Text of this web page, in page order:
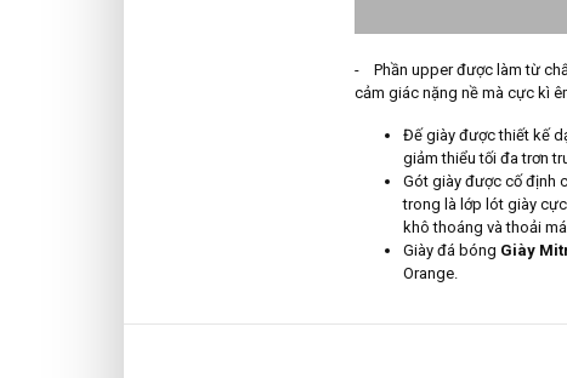
- Phần upper được làm từ
cảm giác nặng nề mà cực kì
Đế giày được thiết kế
giảm thiểu tối đa trơn
Gót giày được cố định
trong là lớp lót giày
khô thoáng và thoải
Giày đá bóng Giày
Orange.